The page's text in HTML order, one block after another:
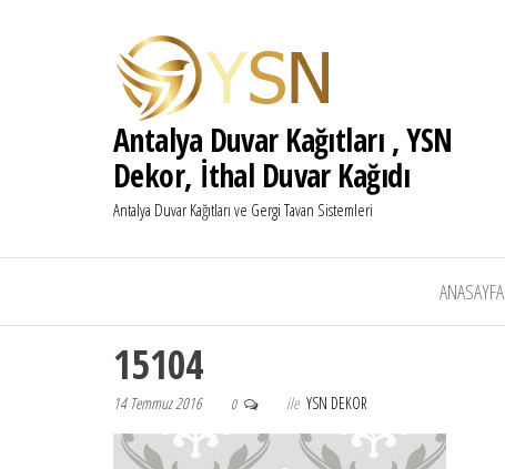
Antalya Duvar Kağıtları , YSN
Dekor, İthal Duvar Kağıdı
Antalya Duvar Kağıtları ve Gergi Tavan Sistemleri
ANASAYFA
15104
14 Temmuz 2016 0 ile YSN DEKOR